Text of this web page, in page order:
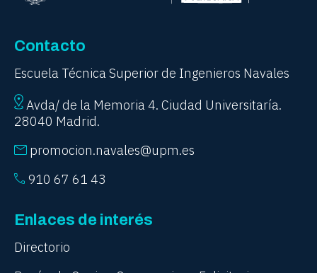
Contacto
Escuela Técnica Superior de Ingenieros Navales
Avda/ de la Memoria 4. Ciudad Universitaría.
28040 Madrid.
promocion.navales@upm.es
910 67 61 43
Enlaces de interés
Directorio